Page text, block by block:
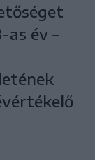
év –